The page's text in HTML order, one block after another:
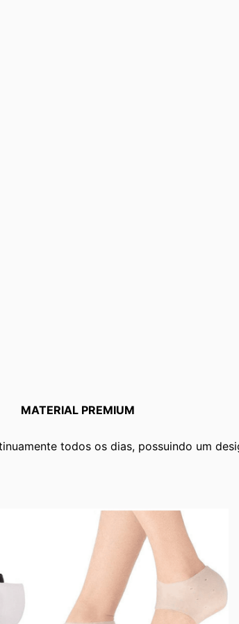
MATERIAL PREMIUM
todos os dias, possuindo um